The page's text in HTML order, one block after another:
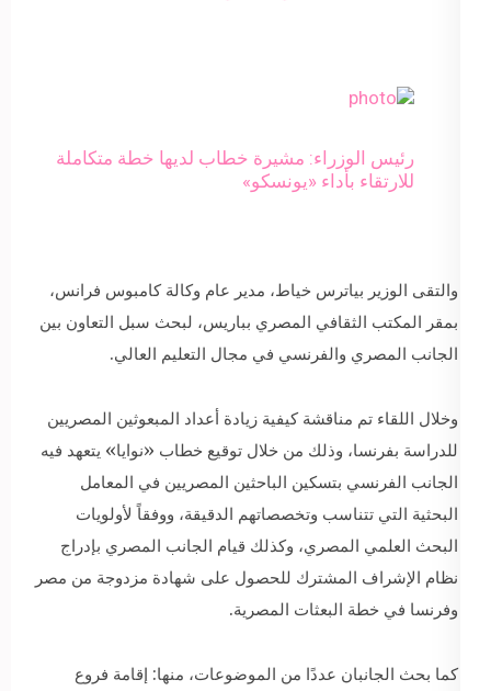
رئيس الوزراء: مشيرة خطاب لديها خطة متكاملة
للارتقاء بأداء «يونسكو»
والتقى الوزير بياترس خياط، مدير عام وكالة كامبوس فرانس،
بمقر المكتب الثقافي المصري بباريس، لبحث سبل التعاون بين
الجانب المصري والفرنسي في مجال التعليم العالي.
وخلال اللقاء تم مناقشة كيفية زيادة أعداد المبعوثين المصريين
للدراسة بفرنسا، وذلك من خلال توقيع خطاب «نوايا» يتعهد فيه
الجانب الفرنسي بتسكين الباحثين المصريين في المعامل
البحثية التي تتناسب وتخصصاتهم الدقيقة، ووفقاً لأولويات
البحث العلمي المصري، وكذلك قيام الجانب المصري بإدراج
نظام الإشراف المشترك للحصول على شهادة مزدوجة من مصر
وفرنسا في خطة البعثات المصرية.
كما بحث الجانبان عددًا من الموضوعات، منها: إقامة فروع